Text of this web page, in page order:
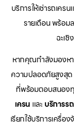
บริการให้เช่ารถเค
รายเดือน พร้อ
ฉะเ
หากคุณกำลังมองห
ความปลอดภัยสูงสุด
ที่พร้อมตอบสนองทุ
เครน และ บริการร
เรียกใช้บริการเครื่อง